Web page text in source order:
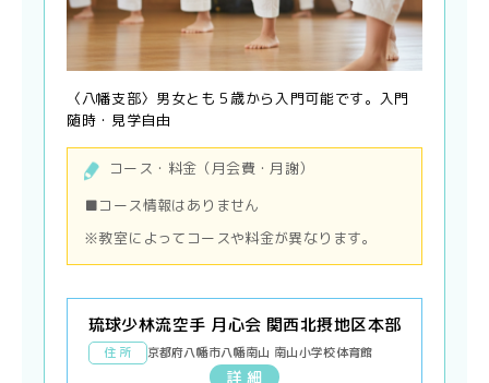
〈八幡支部〉男女とも５歳から入門可能です。入門
随時・見学自由
コース・料金（月会費・月謝）
■コース情報はありません
※教室によってコースや料金が異なります。
琉球少林流空手 月心会 関西北摂地区本部
住 所 京都府八幡市八幡南山 南山小学校体育館
詳 細